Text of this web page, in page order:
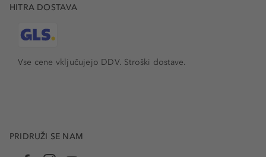
HITRA DOSTAVA
Vse cene vključujejo DDV. Stroški dostave.
PRIDRUŽI SE NAM